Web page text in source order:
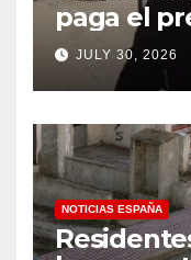
paga el
después
a un
condado
(VIDEO) *
Pundit *
JULY 30, 2026
NOTICIAS ESPAÑA